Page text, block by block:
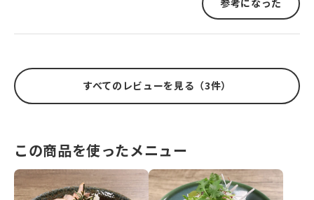
参考になった
すべてのレビューを見る（3件）
この商品を使ったメニュー